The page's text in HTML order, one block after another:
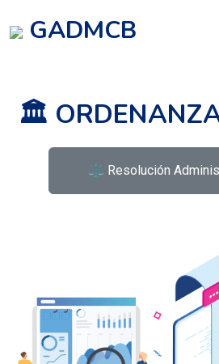
GADMCB
🏛️
⚖️ Resolución